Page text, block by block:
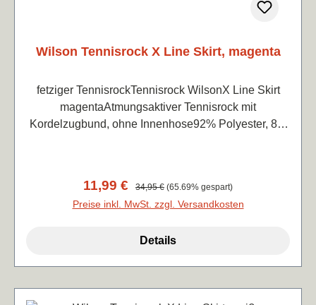
Wilson Tennisrock X Line Skirt, magenta
fetziger TennisrockTennisrock WilsonX Line Skirt
magentaAtmungsaktiver Tennisrock mit
Kordelzugbund, ohne Innenhose92% Polyester, 8%
Verkaufspreis:
11,99 € Regulärer Preis:
34,95 € (65.69% gespart)
Preise inkl. MwSt. zzgl. Versandkosten
Details